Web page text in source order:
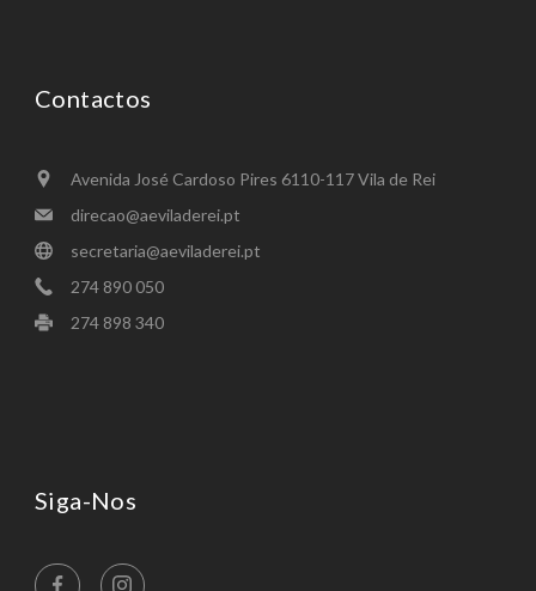
Contactos
Avenida José Cardoso Pires 6110-117 Vila de Rei
direcao@aeviladerei.pt
secretaria@aeviladerei.pt
274 890 050
274 898 340 ​
Siga-Nos